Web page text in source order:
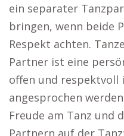
ein separater
bringen, wenn beide
Respekt achten.
Partner ist eine
offen und respektvoll
angesprochen
Freude am Tanz und
Partnern auf der